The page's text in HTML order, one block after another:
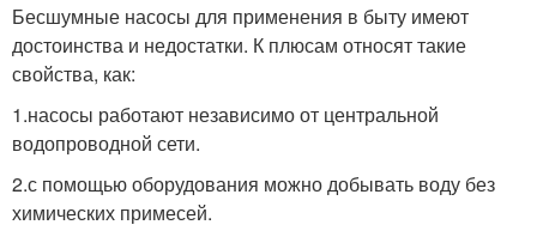
Бесшумные насосы для применения в быту имеют
достоинства и недостатки. К плюсам относят такие
свойства, как:
1.насосы работают независимо от центральной
водопроводной сети.
2.с помощью оборудования можно добывать воду без
химических примесей.